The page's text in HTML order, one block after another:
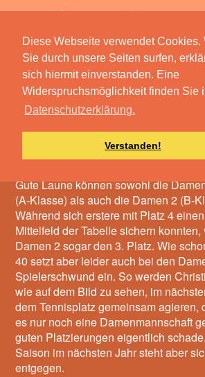
Diese Webseite verwendet Cookies.
Sie durch unsere Seiten surfen,
sich hiermit einverstanden. Eine
Widerspruchsmöglichkeit finden Sie
Datenschutzerklärung.
Verstanden!
Die mit der soliden
Gute Laune können sowohl die
(A-Klasse) als auch die Damen 2 (B-
Während sich erstere mit Platz 4
Mittelfeld der Tabelle sichern
Damen 2 sogar den 3. Platz. Wie
40 setzt aber leider auch bei den
Spielerschwund ein. So werden
wie auf dem Bild zu sehen, im
dem Tennisplatz gemeinsam agieren,
es nur noch eine Damenmannschaft
guten Platzierungen eigentlich
Saison im nächsten Jahr steht aber
entgegen.